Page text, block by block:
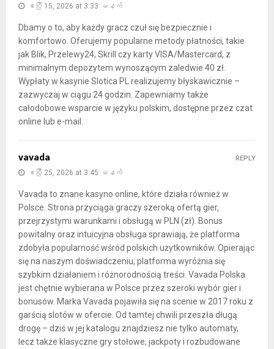
ဧပြီ 15, 2026 at 3:33 မနက်
Dbamy o to, aby każdy gracz czuł się bezpiecznie i
komfortowo. Oferujemy popularne metody płatności, takie
jak Blik, Przelewy24, Skrill czy karty VISA/Mastercard, z
minimalnym depozytem wynoszącym zaledwie 40 zł.
Wypłaty w kasynie Slotica PL realizujemy błyskawicznie –
zazwyczaj w ciągu 24 godzin. Zapewniamy także
całodobowe wsparcie w języku polskim, dostępne przez czat
online lub e-mail.
vavada
ဧပြီ 25, 2026 at 3:45 မနက်
Vavada to znane kasyno online, które działa również w
Polsce. Strona przyciąga graczy szeroką ofertą gier,
przejrzystymi warunkami i obsługą w PLN (zł). Bonus
powitalny oraz intuicyjna obsługa sprawiają, że platforma
zdobyła popularność wśród polskich użytkowników. Opierając
się na naszym doświadczeniu, platforma wyróżnia się
szybkim działaniem i różnorodnością treści. Vavada Polska
jest chętnie wybierana w Polsce przez szeroki wybór gier i
bonusów. Marka Vavada pojawiła się na scenie w 2017 roku z
garścią slotów w ofercie. Od tamtej chwili przeszła długą
drogę – dziś w jej katalogu znajdziesz nie tylko automaty,
lecz także klasyczne gry stołowe, jackpoty i rozbudowane
REPLY